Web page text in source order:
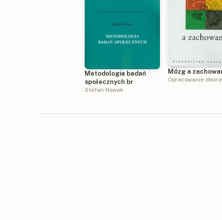
Metodologia badań
społecznych br
Stefan Nowak
Mózg a
Opracowanie